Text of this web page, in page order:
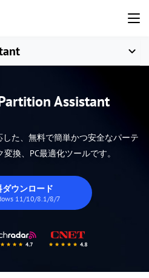
Assistant
た、無料で簡単かつ安全なパーテ
換、PC最適化ツールです。
ダウンロード
11/10/8.1/8/7